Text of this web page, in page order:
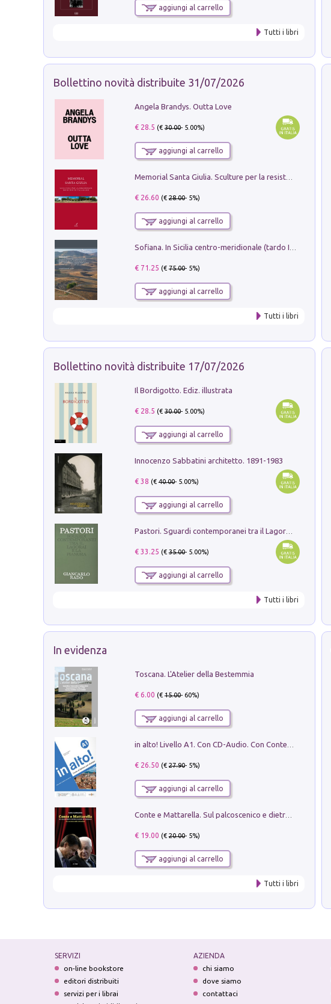
aggiungi al carrello
Tutti i libri
Bollettino novità distribuite 31/07/2026
Angela Brandys. Outta Love
€ 28.5 (€30.00- 5.00%)
aggiungi al carrello
Memorial Santa Giulia. Sculture per la resistenza Monchio di Palagano
€ 26.60 (€28.00- 5%)
aggiungi al carrello
€ 71.25 (€75.00- 5%)
aggiungi al carrello
Tutti i libri
Bollettino novità distribuite 17/07/2026
Il Bordigotto. Ediz. illustrata
€ 28.5 (€30.00- 5.00%)
aggiungi al carrello
Innocenzo Sabbatini architetto. 1891-1983
€ 38 (€40.00- 5.00%)
aggiungi al carrello
Pastori. Sguardi contemporanei tra il Lagorai e la pianura. Ediz. illustrata
€ 33.25 (€35.00- 5.00%)
aggiungi al carrello
Tutti i libri
In evidenza
Toscana. L'Atelier della Bestemmia
€ 6.00 (€15.00- 60%)
aggiungi al carrello
€ 26.50 (€27.90- 5%)
aggiungi al carrello
Conte e Mattarella. Sul palcoscenico e dietro le quinte del Quirinale. Un racconto sulle istituzioni
€ 19.00 (€20.00- 5%)
aggiungi al carrello
Tutti i libri
SERVIZI
on-line bookstore
editori distribuiti
servizi per i librai
AZIENDA
chi siamo
dove siamo
contattaci